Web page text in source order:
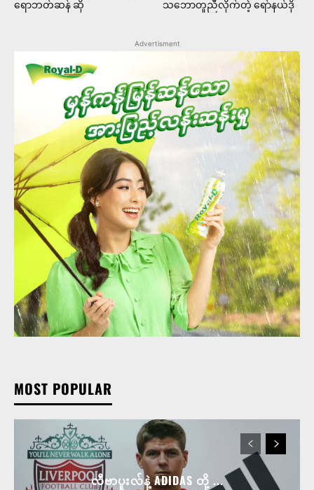
ရောဘတ်ဆန် ဆို
သဘောတူညီလိုက်တဲ့ ရော်နယ်ဒို
Advertisment
MOST POPULAR
လီဗာပူးလ်နဲ့ ADIDAS တို့ ...